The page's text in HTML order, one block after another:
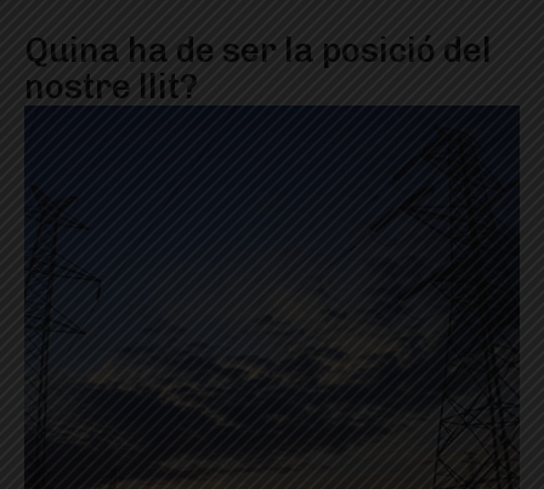
Quina ha de ser la posició del
nostre llit?